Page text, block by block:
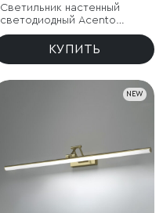
Светильник настенный
светодиодный Acento
латунь
КУПИТЬ
NEW